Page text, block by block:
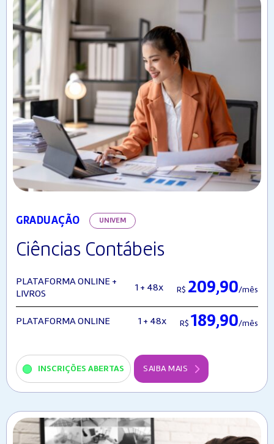
GRADUAÇÃO UNIVEM
Ciências Contábeis
PLATAFORMA ONLINE +
LIVROS
1 + 48x R$ 209,90/mês
PLATAFORMA ONLINE 1 + 48x R$ 189,90/mês
INSCRIÇÕES ABERTAS SAIBA MAIS